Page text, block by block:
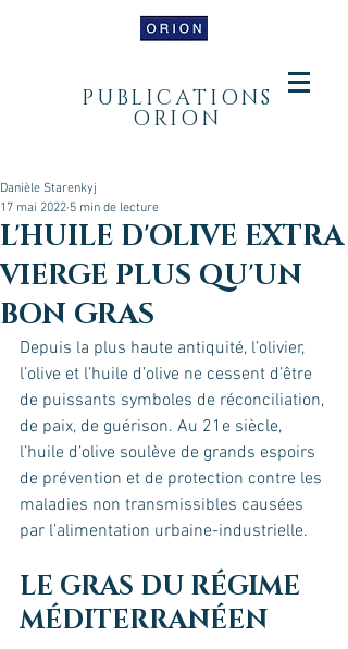
PUBLICATIONS
ORION
L'HUILE D'OLIVE EXTRA
VIERGE PLUS QU'UN
BON GRAS
Danièle Starenkyj
17 mai 2022 5 min de lecture
Depuis la plus haute antiquité, l’olivier,
l’olive et l’huile d’olive ne cessent d’être
de puissants symboles de réconciliation,
de paix, de guérison. Au 21e siècle,
l’huile d’olive soulève de grands espoirs
de prévention et de protection contre les
maladies non transmissibles causées
par l’alimentation urbaine-industrielle.
LE GRAS DU RÉGIME
MÉDITERRANÉEN